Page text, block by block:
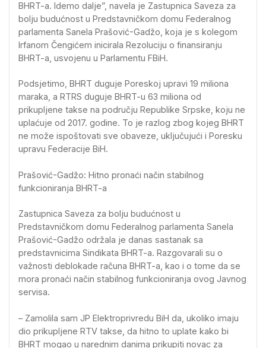
BHRT-a. Idemo dalje”, navela je Zastupnica Saveza za
bolju budućnost u Predstavničkom domu Federalnog
parlamenta Sanela Prašović-Gadžo, koja je s kolegom
Irfanom Čengićem inicirala Rezoluciju o finansiranju
BHRT-a, usvojenu u Parlamentu FBiH.
Podsjetimo, BHRT duguje Poreskoj upravi 19 miliona
maraka, a RTRS duguje BHRT-u 63 miliona od
prikupljene takse na području Republike Srpske, koju ne
uplaćuje od 2017. godine. To je razlog zbog kojeg BHRT
ne može ispoštovati sve obaveze, uključujući i Poresku
upravu Federacije BiH.
Prašović-Gadžo: Hitno pronaći način stabilnog
funkcioniranja BHRT-a
Zastupnica Saveza za bolju budućnost u
Predstavničkom domu Federalnog parlamenta Sanela
Prašović-Gadžo održala je danas sastanak sa
predstavnicima Sindikata BHRT-a. Razgovarali su o
važnosti deblokade računa BHRT-a, kao i o tome da se
mora pronaći način stabilnog funkcioniranja ovog Javnog
servisa.
– Zamolila sam JP Elektroprivredu BiH da, ukoliko imaju
dio prikupljene RTV takse, da hitno to uplate kako bi
BHRT mogao u narednim danima prikupiti novac za